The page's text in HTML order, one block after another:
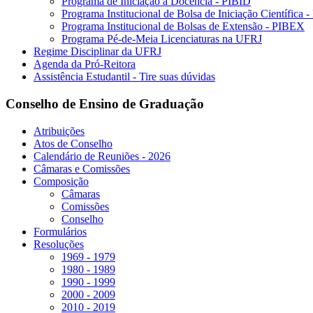
Programa Institucional de Bolsa de Iniciação Científica
Programa Institucional de Bolsas de Extensão - PIBEX
Programa Pé-de-Meia Licenciaturas na UFRJ
Regime Disciplinar da UFRJ
Agenda da Pró-Reitora
Assistência Estudantil - Tire suas dúvidas
Conselho de Ensino de Graduação
Atribuições
Atos de Conselho
Calendário de Reuniões - 2026
Câmaras e Comissões
Composição
Câmaras
Comissões
Conselho
Formulários
Resoluções
1969 - 1979
1980 - 1989
1990 - 1999
2000 - 2009
2010 - 2019